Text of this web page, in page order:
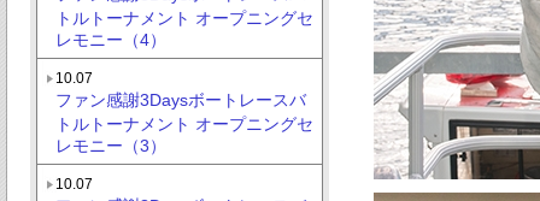
トルトーナメント オープニングセ
レモニー（4）
10.07
ファン感謝3Daysボートレースバ
トルトーナメント オープニングセ
レモニー（3）
10.07